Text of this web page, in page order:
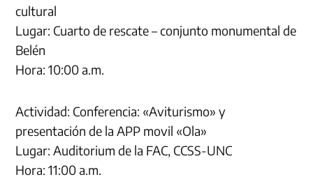
cultural
Lugar: Cuarto de rescate – conjunto monumental de
Belén
Hora: 10:00 a.m.
Actividad: Conferencia: «Aviturismo» y
presentación de la APP movil «Ola»
Lugar: Auditorium de la FAC, CCSS-UNC
Hora: 11:00 a.m.